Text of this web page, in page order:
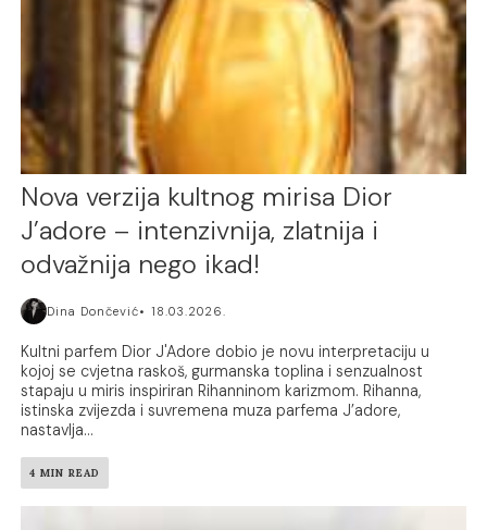
Nova verzija kultnog mirisa Dior
J’adore – intenzivnija, zlatnija i
odvažnija nego ikad!
Dina Dončević 18.03.2026.
Kultni parfem Dior J'Adore dobio je novu interpretaciju u
kojoj se cvjetna raskoš, gurmanska toplina i senzualnost
stapaju u miris inspiriran Rihanninom karizmom. Rihanna,
istinska zvijezda i suvremena muza parfema J’adore,
nastavlja...
4 MIN READ